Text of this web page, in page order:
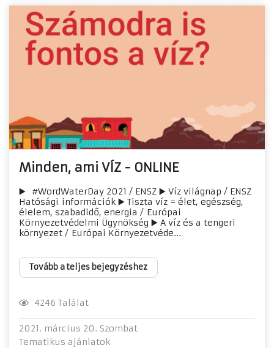
Minden, ami VÍZ - ONLINE
▶️ #WordWaterDay 2021 / ENSZ ▶️ Víz világnap / ENSZ
Hatósági információk ▶️ Tiszta víz = élet, egészség,
élelem, szabadidő, energia / Európai
Környezetvédelmi Ügynökség ▶️ A víz és a tengeri
környezet / Európai Környezetvéde...
Tovább a teljes bejegyzéshez
4246 Találat
2021. március 20. Szombat
Tematikus ajánlatok